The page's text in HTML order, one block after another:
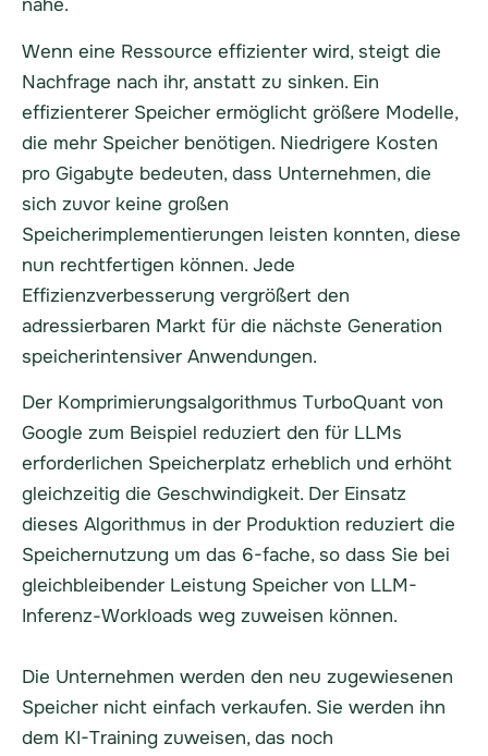
nahe.
Wenn eine Ressource effizienter wird, steigt die
Nachfrage nach ihr, anstatt zu sinken. Ein
effizienterer Speicher ermöglicht größere Modelle,
die mehr Speicher benötigen. Niedrigere Kosten
pro Gigabyte bedeuten, dass Unternehmen, die
sich zuvor keine großen
Speicherimplementierungen leisten konnten, diese
nun rechtfertigen können. Jede
Effizienzverbesserung vergrößert den
adressierbaren Markt für die nächste Generation
speicherintensiver Anwendungen.
Der Komprimierungsalgorithmus TurboQuant von
Google zum Beispiel reduziert den für LLMs
erforderlichen Speicherplatz erheblich und erhöht
gleichzeitig die Geschwindigkeit. Der Einsatz
dieses Algorithmus in der Produktion reduziert die
Speichernutzung um das 6-fache, so dass Sie bei
gleichbleibender Leistung Speicher von LLM-
Inferenz-Workloads weg zuweisen können.
Die Unternehmen werden den neu zugewiesenen
Speicher nicht einfach verkaufen. Sie werden ihn
dem KI-Training zuweisen, das noch